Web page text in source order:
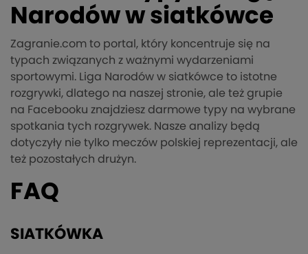
Narodów w siatkówce
Zagranie.com to portal, który koncentruje się na
typach związanych z ważnymi wydarzeniami
sportowymi. Liga Narodów w siatkówce to istotne
rozgrywki, dlatego na naszej stronie, ale też grupie
na Facebooku znajdziesz darmowe typy na wybrane
spotkania tych rozgrywek. Nasze analizy będą
dotyczyły nie tylko meczów polskiej reprezentacji, ale
też pozostałych drużyn.
FAQ
SIATKÓWKA